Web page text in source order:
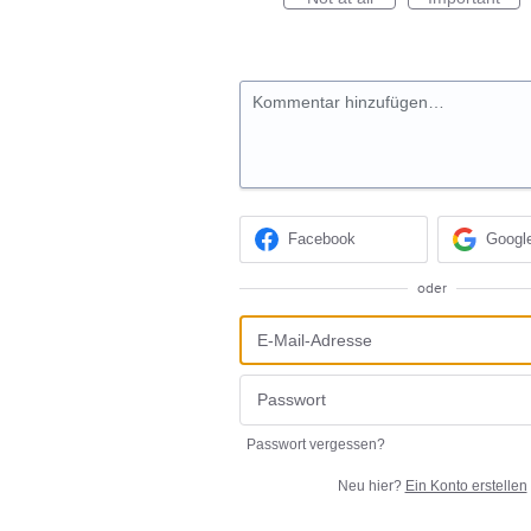
Kommentar hinzufügen…
Facebook
oder
Passwort vergessen?
Neu hier? Ein Konto erstellen